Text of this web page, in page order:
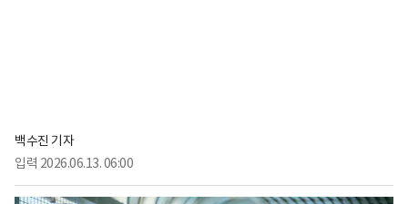
백수진 기자
입력 2026.06.13. 06:00